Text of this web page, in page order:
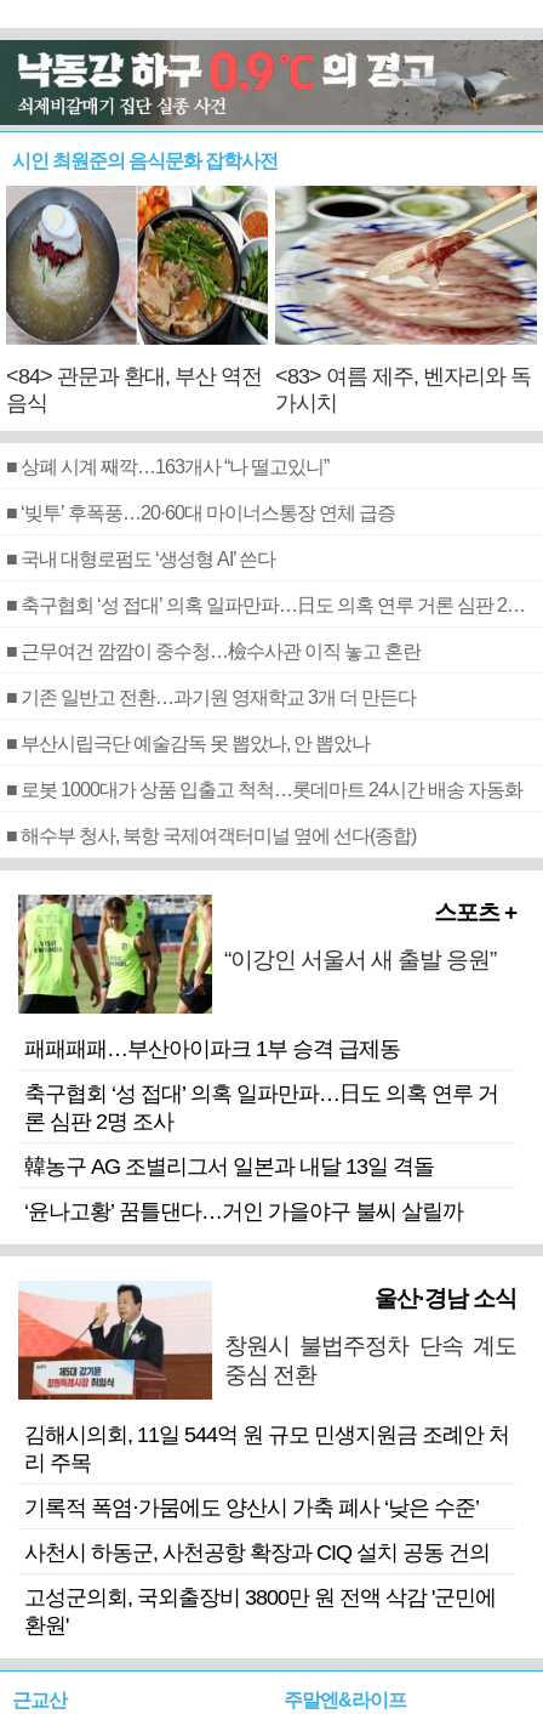
시인 최원준의 음식문화 잡학사전
<84> 관문과 환대, 부산 역전
음식
<83> 여름 제주, 벤자리와 독
가시치
■ 상폐 시계 째깍…163개사 “나 떨고있니”
■ ‘빚투’ 후폭풍…20·60대 마이너스통장 연체 급증
■ 국내 대형로펌도 ‘생성형 AI’ 쓴다
■ 축구협회 ‘성 접대’ 의혹 일파만파…日도 의혹 연루 거론 심판 2명 조사
■ 근무여건 깜깜이 중수청…檢수사관 이직 놓고 혼란
■ 기존 일반고 전환…과기원 영재학교 3개 더 만든다
■ 부산시립극단 예술감독 못 뽑았나, 안 뽑았나
■ 로봇 1000대가 상품 입출고 척척…롯데마트 24시간 배송 자동화
■ 해수부 청사, 북항 국제여객터미널 옆에 선다(종합)
스포츠 +
“이강인 서울서 새 출발 응원”
패패패패…부산아이파크 1부 승격 급제동
축구협회 ‘성 접대’ 의혹 일파만파…日도 의혹 연루 거
론 심판 2명 조사
韓농구 AG 조별리그서 일본과 내달 13일 격돌
‘윤나고황’ 꿈틀댄다…거인 가을야구 불씨 살릴까
울산·경남 소식
창원시 불법주정차 단속 계도
중심 전환
김해시의회, 11일 544억 원 규모 민생지원금 조례안 처
리 주목
기록적 폭염·가뭄에도 양산시 가축 폐사 ‘낮은 수준’
사천시 하동군, 사천공항 확장과 CIQ 설치 공동 건의
고성군의회, 국외출장비 3800만 원 전액 삭감 '군민에
환원'
근교산 주말엔&라이프